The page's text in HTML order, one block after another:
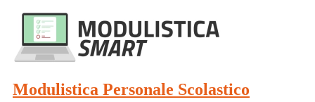
Modulistica Personale Scolastico